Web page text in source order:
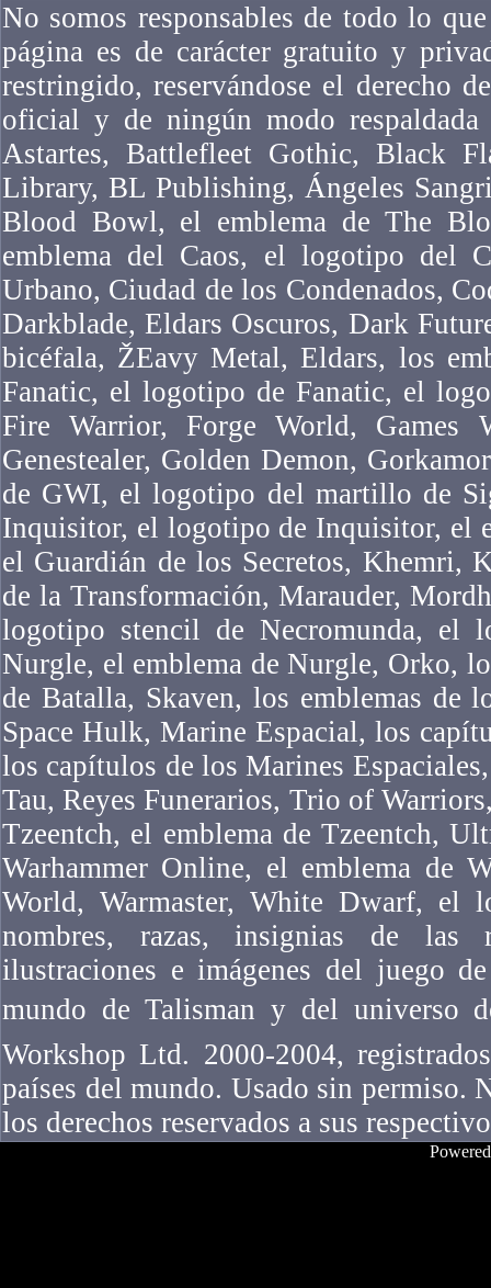
No somos responsables de todo lo
página es de carácter gratuito y
restringido, reservándose el derecho
oficial y de ningún modo
Astartes, Battlefleet Gothic, Black
Library, BL Publishing, Ángeles
Blood Bowl, el emblema de The
emblema del Caos, el logotipo del
Urbano, Ciudad de los Condenados,
Darkblade, Eldars Oscuros, Dark
bicéfala, ŽEavy Metal, Eldars, los
Fanatic, el logotipo de Fanatic, el
Fire Warrior, Forge World, Games
Genestealer, Golden Demon,
de GWI, el logotipo del martillo de
Inquisitor, el logotipo de Inquisitor, el
el Guardián de los Secretos, Khemri,
de la Transformación, Marauder,
logotipo stencil de Necromunda, el
Nurgle, el emblema de Nurgle, Orko,
de Batalla, Skaven, los emblemas de
Space Hulk, Marine Espacial, los
los capítulos de los Marines
Tau, Reyes Funerarios, Trio of
Tzeentch, el emblema de Tzeentch,
Warhammer Online, el emblema de
World, Warmaster, White Dwarf, el
nombres, razas, insignias de las
ilustraciones e imágenes del juego
mundo de Talisman y del universo
Workshop Ltd. 2000-2004,
países del mundo. Usado sin permiso.
los derechos reservados a sus